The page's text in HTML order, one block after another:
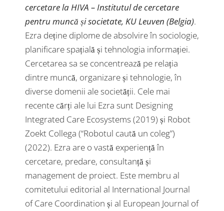
cercetare la HIVA – Institutul de cercetare
pentru muncă și societate, KU Leuven (Belgia).
Ezra deține diplome de absolvire în sociologie,
planificare spațială și tehnologia informației.
Cercetarea sa se concentrează pe relația
dintre muncă, organizare și tehnologie, în
diverse domenii ale societății. Cele mai
recente cărți ale lui Ezra sunt Designing
Integrated Care Ecosystems (2019) și Robot
Zoekt Collega (“Robotul caută un coleg”)
(2022). Ezra are o vastă experiență în
cercetare, predare, consultanță și
management de proiect. Este membru al
comitetului editorial al International Journal
of Care Coordination și al European Journal of